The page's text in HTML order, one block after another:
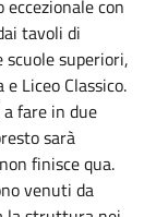
con
tavoli di
superiori,
Liceo Classico.
fare in due
sarà
finisce qua.
venuti da